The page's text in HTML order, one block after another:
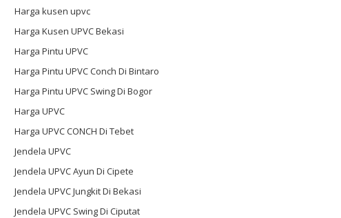
Harga kusen upvc
Harga Kusen UPVC Bekasi
Harga Pintu UPVC
Harga Pintu UPVC Conch Di Bintaro
Harga Pintu UPVC Swing Di Bogor
Harga UPVC
Harga UPVC CONCH Di Tebet
Jendela UPVC
Jendela UPVC Ayun Di Cipete
Jendela UPVC Jungkit Di Bekasi
Jendela UPVC Swing Di Ciputat